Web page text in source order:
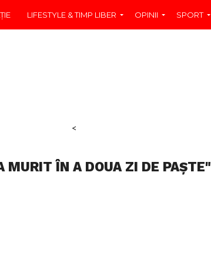
LIFESTYLE & TIMP LIBER OPINII SPORT
<
MURIT ÎN A DOUA ZI DE PAȘTE"